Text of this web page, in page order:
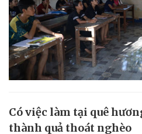
Có việc làm tại quê
thành quả thoát nghèo